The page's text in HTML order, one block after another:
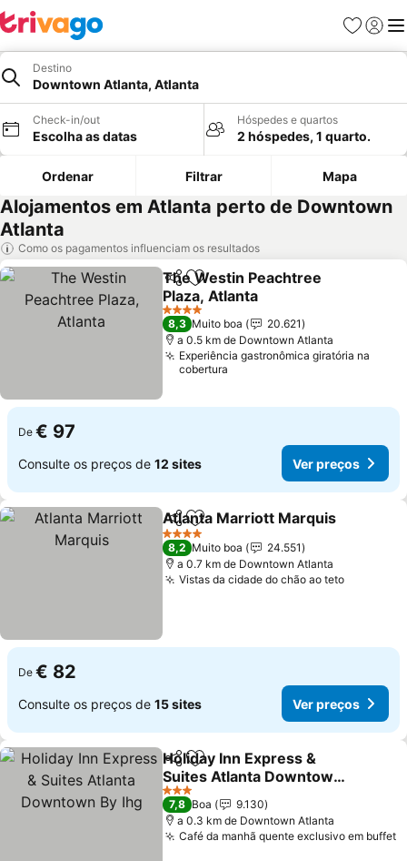
Favoritos
Iniciar
Destino
Downtown Atlanta, Atlanta
Check-in/out
Escolha as datas
Hóspedes e quartos
2 hóspedes, 1 quarto.
Ordenar Filtrar Mapa
Alojamentos em Atlanta perto de Downtown
Atlanta
Como os pagamentos influenciam os resultados
PartilharAdicionar aos favoritos
The Westin Peachtree
Plaza, Atlanta
Ver preços
4 Estrelas
8,3 Muito boa
20.621
a 0.5 km de Downtown Atlanta
Experiência gastronômica giratória na
cobertura
De € 97
Consulte os preços de 12 sites Ver preços
PartilharAdicionar aos favoritos
Atlanta Marriott Marquis
4 Estrelas
8,2 Muito boa
24.551
a 0.7 km de Downtown Atlanta
Vistas da cidade do chão ao tetoVer
De € 82
Consulte os preços de 15 sites Ver preços
PartilharAdicionar aos favoritos
Holiday Inn Express &
Suites Atlanta Downtown
By Ihg
Ver preços
3 Estrelas
7,8 Boa
9.130
a 0.3 km de Downtown Atlanta
Café da manhã quente exclusivo em buffet